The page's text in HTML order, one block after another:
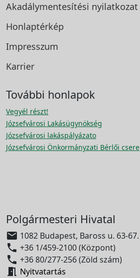
Akadálymentesítési nyilatkozat
Honlaptérkép
Impresszum
Karrier
További honlapok
Vegyél részt!
Józsefvárosi Lakásügynökség
Józsefvárosi lakáspályázato
Józsefvárosi Önkormányzati Bérlői csere
Polgármesteri Hivatal
 1082 Budapest, Baross u. 63-67.
 +36 1/459-2100 (Központ)
 +36 80/277-256 (Zöld szám)
 Nyitvatartás